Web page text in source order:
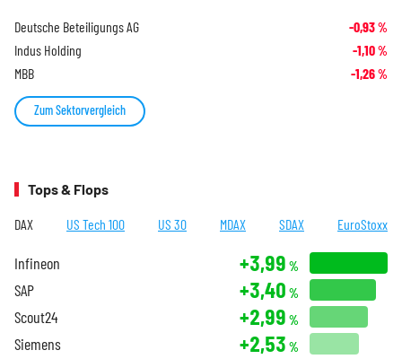
Deutsche Beteiligungs AG -0,93%
Indus Holding -1,10%
MBB -1,26%
Zum Sektorvergleich
Tops & Flops
DAX US Tech 100 US 30 MDAX SDAX EuroStoxx
Infineon +3,99 %
SAP +3,40 %
Scout24 +2,99 %
Siemens +2,53 %